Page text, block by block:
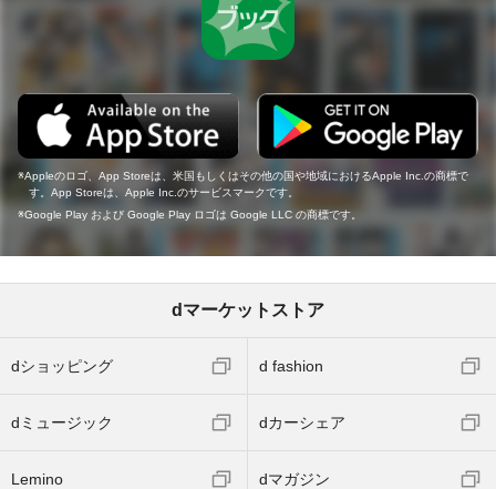
Appleのロゴ、App Storeは、米国もしくはその他の国や地域におけるApple Inc.の商標で
す。App Storeは、Apple Inc.のサービスマークです。
Google Play および Google Play ロゴは Google LLC の商標です。
dマーケットストア
dショッピング d fashion
dミュージック dカーシェア
Lemino dマガジン